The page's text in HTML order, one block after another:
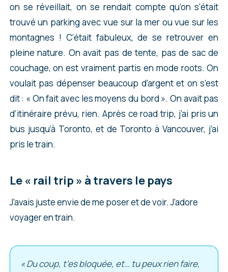
on se réveillait, on se rendait compte qu’on s’était
trouvé un parking avec vue sur la mer ou vue sur les
montagnes ! C’était fabuleux, de se retrouver en
pleine nature. On avait pas de tente, pas de sac de
couchage, on est vraiment partis en mode roots. On
voulait pas dépenser beaucoup d’argent et on s’est
dit : « On fait avec les moyens du bord ». On avait pas
d’itinéraire prévu, rien. Après ce road trip, j’ai pris un
bus jusqu’à Toronto, et de Toronto à Vancouver, j’ai
pris le train.
Le « rail trip » à travers le pays
J’avais juste envie de me poser et de voir. J’adore
voyager en train.
« Du coup, t’es bloquée, et… tu peux rien faire,